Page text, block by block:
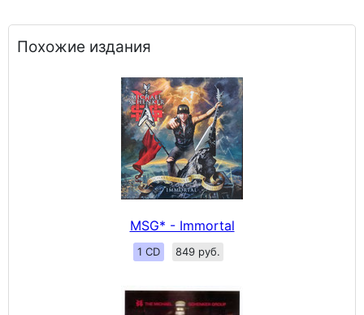
Похожие издания
MSG* - Immortal
1 CD 849 руб.